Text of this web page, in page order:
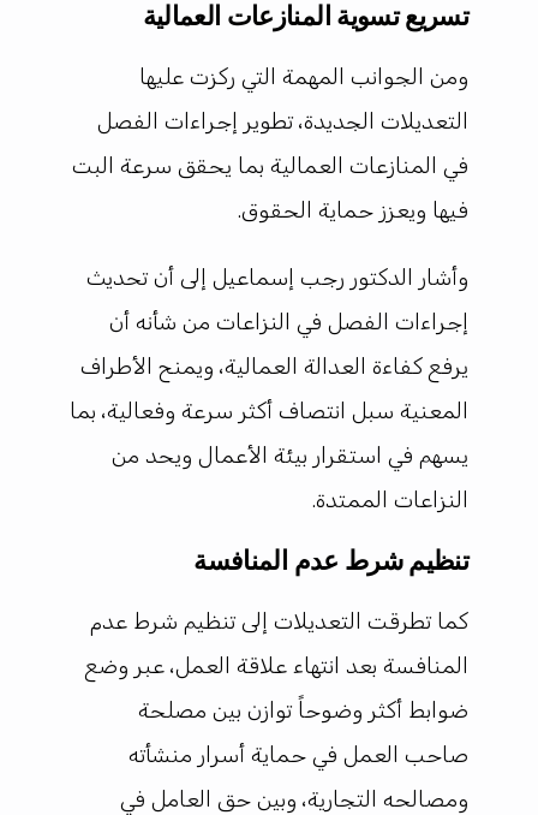
تسريع تسوية المنازعات العمالية
ومن الجوانب المهمة التي ركزت عليها
التعديلات الجديدة، تطوير إجراءات الفصل
في المنازعات العمالية بما يحقق سرعة البت
فيها ويعزز حماية الحقوق.
وأشار الدكتور رجب إسماعيل إلى أن تحديث
إجراءات الفصل في النزاعات من شأنه أن
يرفع كفاءة العدالة العمالية، ويمنح الأطراف
المعنية سبل انتصاف أكثر سرعة وفعالية، بما
يسهم في استقرار بيئة الأعمال ويحد من
النزاعات الممتدة.
تنظيم شرط عدم المنافسة
كما تطرقت التعديلات إلى تنظيم شرط عدم
المنافسة بعد انتهاء علاقة العمل، عبر وضع
ضوابط أكثر وضوحاً توازن بين مصلحة
صاحب العمل في حماية أسرار منشأته
ومصالحه التجارية، وبين حق العامل في